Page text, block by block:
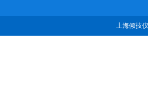
上海倾技